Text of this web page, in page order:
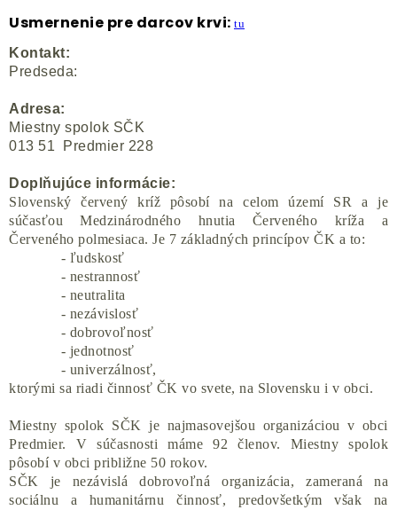
Usmernenie pre darcov krvi: tu
Kontakt:
Predseda:
Adresa:
Miestny spolok SČK
013 51 Predmier 228
Doplňujúce informácie:
Slovenský červený kríž pôsobí na celom území SR a je
súčasťou Medzinárodného hnutia Červeného kríža a
Červeného polmesiaca. Je 7 základných princípov ČK a to:
- ľudskosť
- nestrannosť
- neutralita
- nezávislosť
- dobrovoľnosť
- jednotnosť
- univerzálnosť,
ktorými sa riadi činnosť ČK vo svete, na Slovensku i v obci.
Miestny spolok SČK je najmasovejšou organizáciou v obci
Predmier. V súčasnosti máme 92 členov. Miestny spolok
pôsobí v obci približne 50 rokov.
SČK je nezávislá dobrovoľná organizácia, zameraná na
sociálnu a humanitárnu činnosť, predovšetkým však na